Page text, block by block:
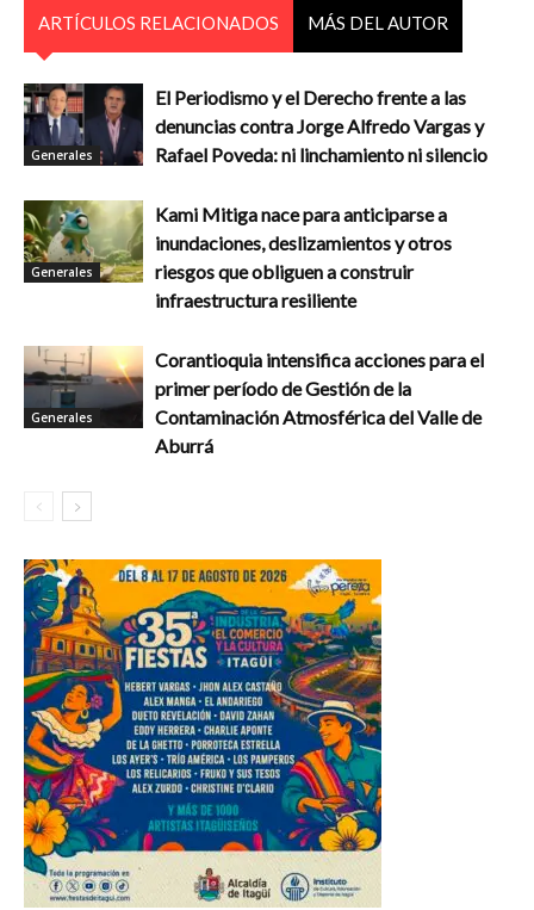
ARTÍCULOS RELACIONADOS MÁS DEL AUTOR
Generales
El Periodismo y el Derecho frente a las
denuncias contra Jorge Alfredo Vargas y
Rafael Poveda: ni linchamiento ni silencio
Generales
Kami Mitiga nace para anticiparse a
inundaciones, deslizamientos y otros
riesgos que obliguen a construir
infraestructura resiliente
Generales
Corantioquia intensifica acciones para el
primer período de Gestión de la
Contaminación Atmosférica del Valle de
Aburrá